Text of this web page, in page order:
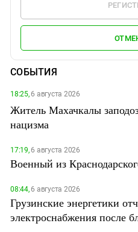
СОБЫТИЯ
18:25,6 августа 2026
Житель Махачкалы
нацизма
17:19,6 августа 2026
Военный из
08:44,6 августа 2026
Грузинские энергетики
электроснабжения после